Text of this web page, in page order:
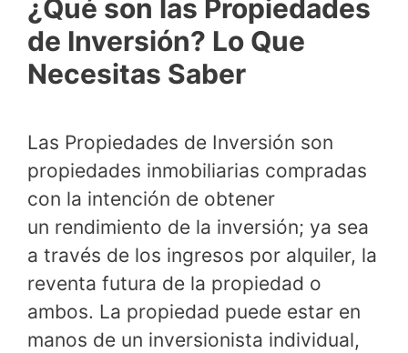
¿Qué son las Propiedades
de Inversión? Lo Que
Necesitas Saber
Las Propiedades de Inversión son
propiedades inmobiliarias compradas
con la intención de obtener
un rendimiento de la inversión; ya sea
a través de los ingresos por alquiler, la
reventa futura de la propiedad o
ambos. La propiedad puede estar en
manos de un inversionista individual,